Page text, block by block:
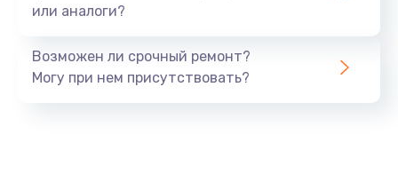
или аналоги?
Возможен ли срочный ремонт?
Могу при нем присутствовать?